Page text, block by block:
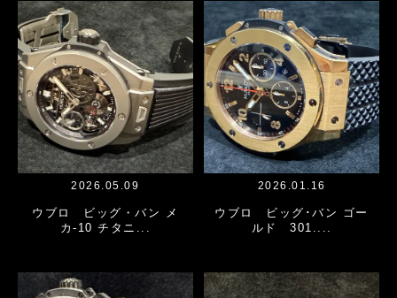
2026.05.09
ウブロ ビッグ・バン メ
カ-10 チタニ...
2026.01.16
ウブロ ビッグ･バン ゴー
ルド 301....